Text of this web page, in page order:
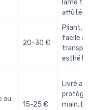
lame
affûtée
20-30 €
Pliant,
facile à
ou
15-25 €
Livré
main,